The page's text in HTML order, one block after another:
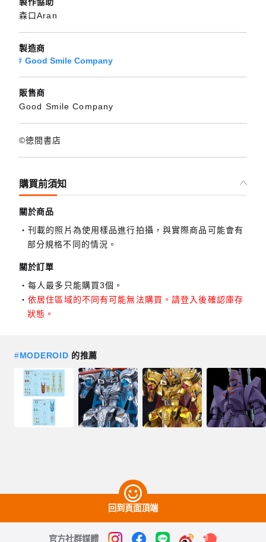
製作協助
森口Aran
製造商
Good Smile Company
販售商
Good Smile Company
©徳間書店
購買前須知
關於商品
刊載的照片為使用樣品進行拍攝，與實際商品可能會有
部分規格不同的情況。
關於訂單
每人最多只能購買3個。
依居住區域的不同有可能無法購買。請登入後確認庫存
狀態。
#MODEROID 的推薦
回到頁面頂端
官方社群媒體